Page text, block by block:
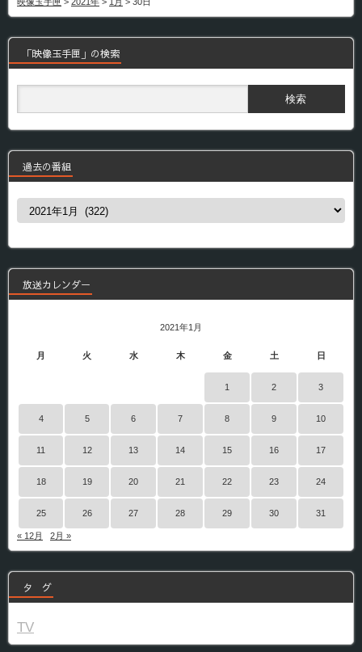
「映像玉手匣」の検索
過去の番組
過
組
放送カレンダー
2021年1月
月 火 水 木 金 土 日
1 2 3
4 5 6 7 8 9 10
11 12 13 14 15 16 17
18 19 20 21 22 23 24
25 26 27 28 29 30 31
« 12月 2月 »
タ グ
TV